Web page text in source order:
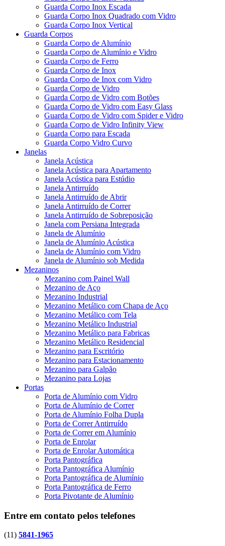
Guarda Corpo Inox Escada
Guarda Corpo Inox Quadrado com Vidro
Guarda Corpo Inox Vertical
Guarda Corpos
Guarda Corpo de Alumínio
Guarda Corpo de Alumínio e Vidro
Guarda Corpo de Ferro
Guarda Corpo de Inox
Guarda Corpo de Inox com Vidro
Guarda Corpo de Vidro
Guarda Corpo de Vidro com Botões
Guarda Corpo de Vidro com Easy Glass
Guarda Corpo de Vidro com Spider e Vidro
Guarda Corpo de Vidro Infinity View
Guarda Corpo para Escada
Guarda Corpo Vidro Curvo
Janelas
Janela Acústica
Janela Acústica para Apartamento
Janela Acústica para Estúdio
Janela Antirruído
Janela Antirruído de Abrir
Janela Antirruído de Correr
Janela Antirruído de Sobreposição
Janela com Persiana Integrada
Janela de Alumínio
Janela de Alumínio Acústica
Janela de Alumínio com Vidro
Janela de Alumínio sob Medida
Mezaninos
Mezanino com Painel Wall
Mezanino de Aço
Mezanino Industrial
Mezanino Metálico com Chapa de Aço
Mezanino Metálico com Tela
Mezanino Metálico Industrial
Mezanino Metálico para Fabricas
Mezanino Metálico Residencial
Mezanino para Escritório
Mezanino para Estacionamento
Mezanino para Galpão
Mezanino para Lojas
Portas
Porta de Alumínio com Vidro
Porta de Alumínio de Correr
Porta de Alumínio Folha Dupla
Porta de Correr Antirruído
Porta de Correr em Alumínio
Porta de Enrolar
Porta de Enrolar Automática
Porta Pantográfica
Porta Pantográfica Alumínio
Porta Pantográfica de Alumínio
Porta Pantográfica de Ferro
Porta Pivotante de Alumínio
Entre em contato pelos telefones
(11) 5841-1965